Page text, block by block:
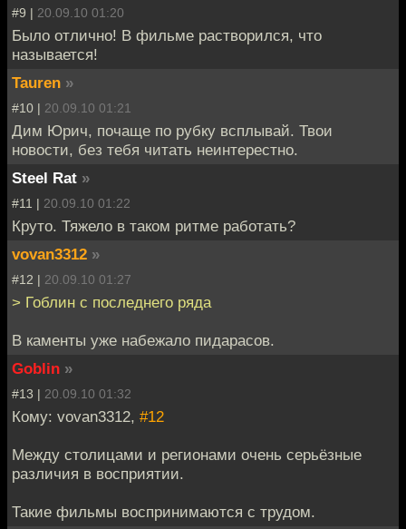
#9 | 20.09.10 01:20
Было отлично! В фильме растворился, что
называется!
Tauren »
#10 | 20.09.10 01:21
Дим Юрич, почаще по рубку всплывай. Твои
новости, без тебя читать неинтерестно.
Steel Rat »
#11 | 20.09.10 01:22
Круто. Тяжело в таком ритме работать?
vovan3312 »
#12 | 20.09.10 01:27
> Гоблин с последнего ряда
В каменты уже набежало пидарасов.
Goblin »
#13 | 20.09.10 01:32
Кому: vovan3312, #12
Между столицами и регионами очень серьёзные
различия в восприятии.
Такие фильмы воспринимаются с трудом.